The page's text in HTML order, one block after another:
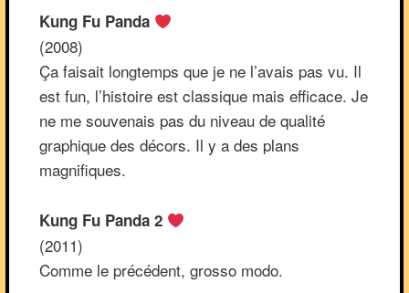
Kung Fu Panda
(2008)
Ça faisait longtemps que je ne l’avais pas vu. Il
est fun, l’histoire est classique mais efficace. Je
ne me souvenais pas du niveau de qualité
graphique des décors. Il y a des plans
magnifiques.
Kung Fu Panda 2
(2011)
Comme le précédent, grosso modo.